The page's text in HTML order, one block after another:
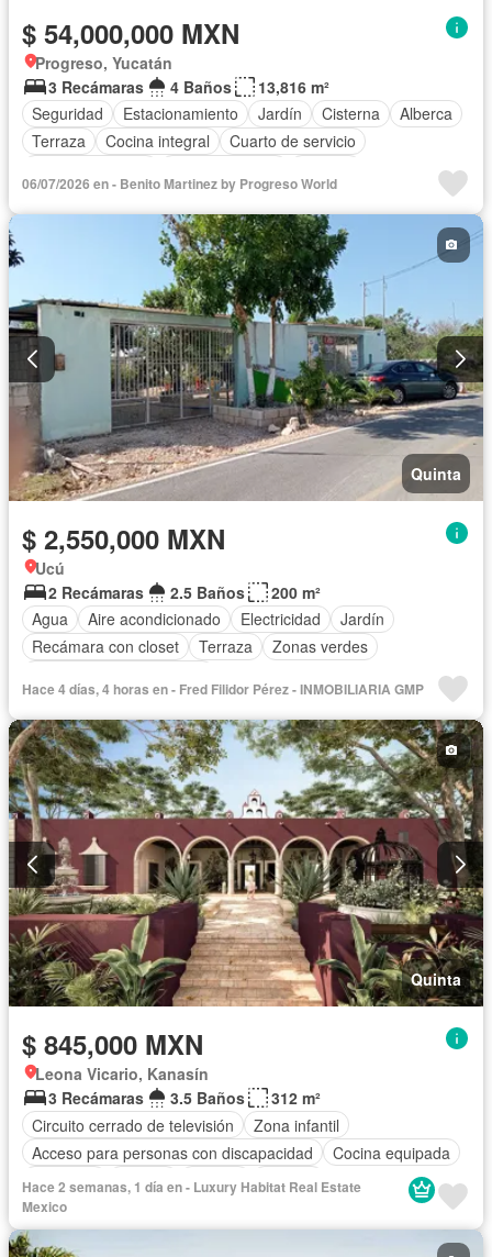
$ 54,000,000 MXN
Progreso, Yucatán
3 Recámaras
4 Baños
13,816 m²
Seguridad
Estacionamiento Jardín Cisterna
Alberca
Terraza
Cocina integral
Cuarto de servicio
Aire acondicionado
Bodega Electricidad
Recámara con closet
Conserje
Completamente amueblado
06/07/2026 en - Benito Martinez by Progreso World
Quinta
$ 2,550,000 MXN
Ucú
2 Recámaras
2.5 Baños
200 m²
Agua
Aire acondicionado Electricidad
Jardín
Recámara con closet
Terraza
Zonas verdes
Hace 4 días, 4 horas en - Fred Filidor Pérez - INMOBILIARIA GMP
Quinta
$ 845,000 MXN
Leona Vicario, Kanasín
3 Recámaras
3.5 Baños
312 m²
Circuito cerrado de televisión
Zona infantil
Acceso para personas con discapacidad
Cocina equipada
Gimnasio
Jacuzzi Alberca
Terraza
Completamente amueblado
Hace 2 semanas, 1 día en - Luxury Habitat Real Estate
Mexico